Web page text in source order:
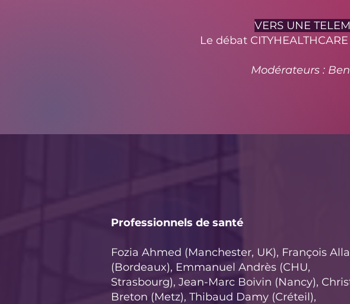
VERS UNE
Le débat
Modérateurs :
Professionnels de santé
Fozia Ahmed (Manchester, UK), François Alla
(Bordeaux), Emmanuel Andrès (CHU,
Strasbourg), Jean-Marc Boivin (Nancy),
Breton (Metz), Thibaud Damy (Créteil),